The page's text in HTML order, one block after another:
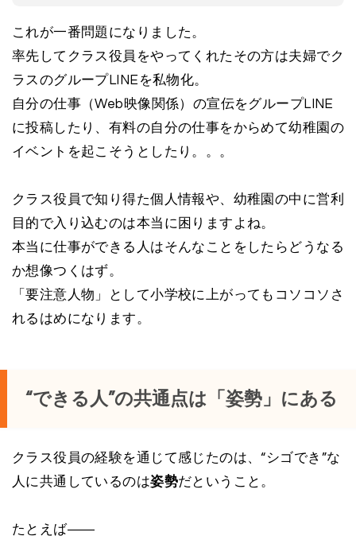
これが一番問題になりました。
率先してクラス役員をやってくれたその方は夫婦でク
ラスのグループLINEを私物化。
自分の仕事（Web映像関係）の宣伝をグループLINE
に投稿したり、有料の自分の仕事をからめて幼稚園の
イベントを起こそうとしたり。。。
クラス役員で知り得た個人情報や、幼稚園の中に営利
目的で入り込むのは本当に困りますよね。
本当に仕事ができる人はそんなことをしたらどうなる
か想像つくはず。
「要注意人物」として小学校に上がってもコソコソさ
れるはめになります。
“できる人”の共通点は「姿勢」にある
クラス役員の経験を通じて感じたのは、“シゴでき”な
人に共通しているのは姿勢だということ。
たとえば――